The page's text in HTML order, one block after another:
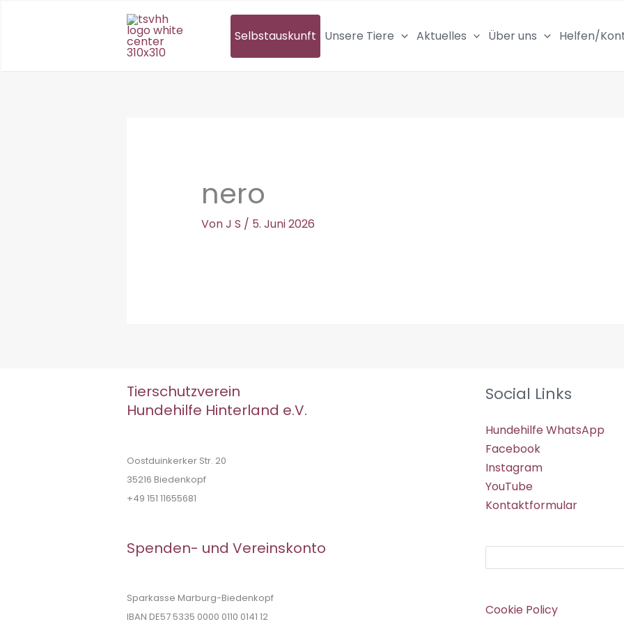
Selbstauskunft Unsere Tiere Aktuelles Über uns Helfen/
nero
VonJ S / 5. Juni 2026
Tierschutzverein
Hundehilfe Hinterland e.V.
Oostduinkerker Str. 20
35216 Biedenkopf
+49 151 11655681
Spenden- und Vereinskonto
Sparkasse Marburg-Biedenkopf
IBAN DE57 5335 0000 0110 0141 12
Social Links
Hundehilfe WhatsApp
Facebook
Instagram
YouTube
Kontaktformular
Cookie Policy